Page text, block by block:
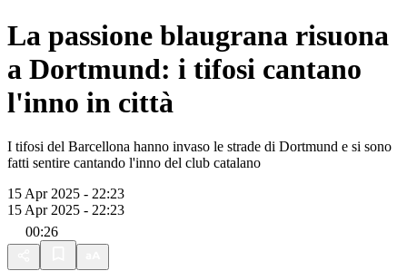
La passione blaugrana risuona
a Dortmund: i tifosi cantano
l'inno in città
I tifosi del Barcellona hanno invaso le strade di Dortmund e si sono
fatti sentire cantando l'inno del club catalano
15 Apr 2025 - 22:23
15 Apr 2025 - 22:23
00:26